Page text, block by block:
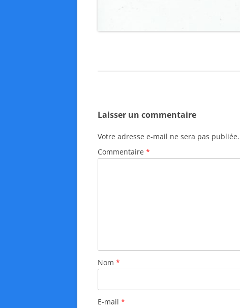
Laisser un commentaire
Votre adresse e-mail ne sera pas publiée.
Commentaire *
Nom *
E-mail *